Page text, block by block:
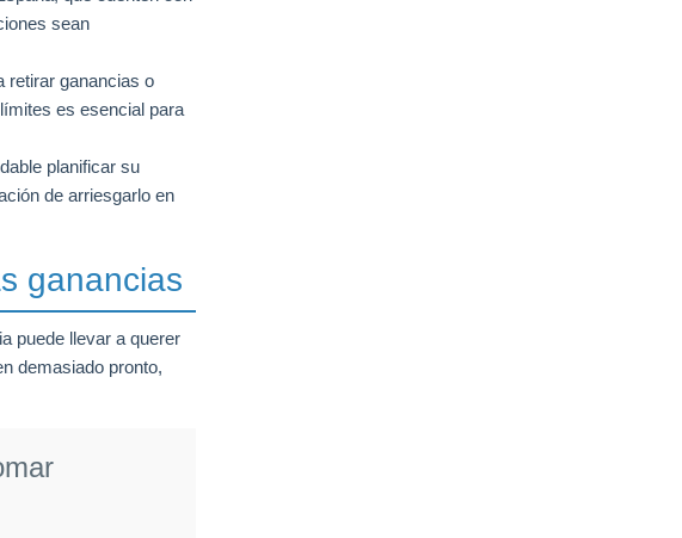
sean
retirar ganancias o
es esencial para
planificar su
de arriesgarlo en
ganancias
puede llevar a querer
demasiado pronto,